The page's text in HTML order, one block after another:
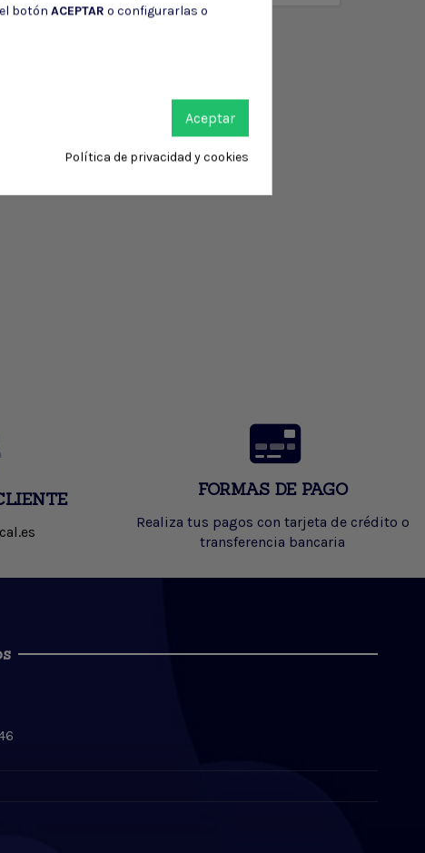
FORMAS DE PAGO
Realiza tus pagos con tarjeta de crédito o
transferencia bancaria
botón ACEPTAR o configurarlas o
Aceptar
Política de privacidad y cookies